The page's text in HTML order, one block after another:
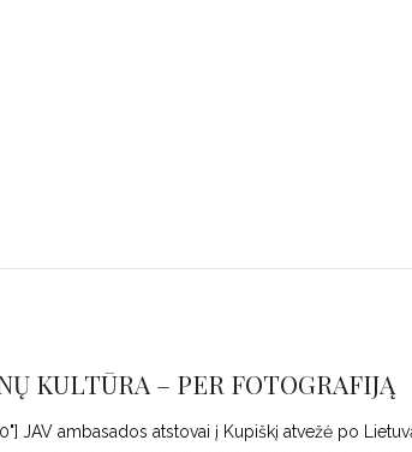
KULTŪRA – PER FOTOGRAFIJĄ
JAV ambasados atstovai į Kupiškį atvežė po